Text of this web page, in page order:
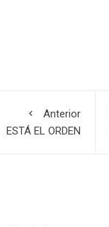
Anterior
ESTÁ EL ORDEN